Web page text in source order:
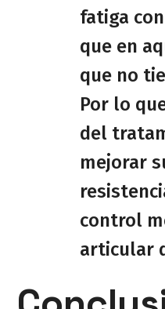
fatiga
que en
que no
Por lo
del
mejorar
control
articular